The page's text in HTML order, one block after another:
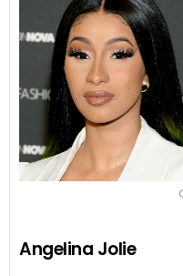
Angelina Jolie